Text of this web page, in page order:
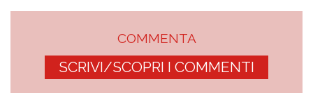
COMMENTA
SCRIVI/SCOPRI I COMMENTI